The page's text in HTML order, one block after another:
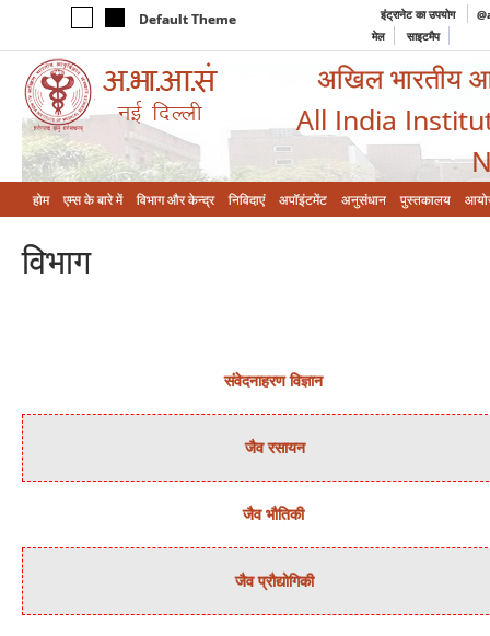
Default Theme इंट्रानेट का उपयोग
मेल
साइटमैप
अखिल भारतीय
All India
होम एम्‍स के बारे में विभाग और केन्‍द्र निविदाएं अपॉइंटमेंट अनुसंधान पुस्तकालय
विभाग
संवेदनाहरण विज्ञान
जैव रसायन
जैव भौतिकी
जैव प्रौद्योगिकी